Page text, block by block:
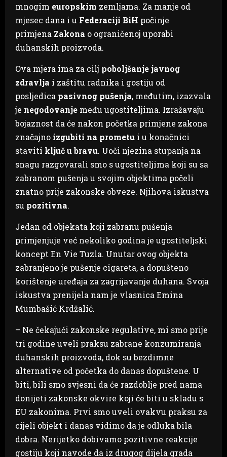
mnogim europskim zemljama. Za manje od
mjesec dana i u Federaciji BiH počinje
primjena Zakona o ograničenoj uporabi
duhanskih proizvoda.
Ova mjera ima za cilj poboljšanje javnog
zdravlja i zaštitu radnika i gostiju od
posljedica pasivnog pušenja, međutim, izazvala
je negodovanje među ugostiteljima. Izražavaju
bojaznost da će nakon početka primjene zakona
značajno izgubiti na prometu i u konačnici
staviti ključ u bravu. Uoči njezina stupanja na
snagu razgovarali smo s ugostiteljima koji su sa
zabranom pušenja u svojim objektima počeli
znatno prije zakonske obveze. Njihova iskustva
su pozitivna.
Jedan od objekata koji zabranu pušenja
primjenjuje već nekoliko godina je ugostiteljski
koncept En Vie Tuzla. Unutar ovog objekta
zabranjeno je pušenje cigareta, a dopušteno
korištenje uređaja za zagrijavanje duhana. Svoja
iskustva prenijela nam je vlasnica Emina
Mumbašić Krdžalić.
– Ne čekajući zakonske regulative, mi smo prije
tri godine uveli praksu zabrane konzumiranja
duhanskih proizvoda, dok su bezdimne
alternative od početka do danas dopuštene. U
biti, bili smo svjesni da će razdoblje pred nama
donijeti zakonske okvire koji će biti u skladu s
EU zakonima. Prvi smo uveli ovakvu praksu za
cijeli objekt i danas vidimo da je odluka bila
dobra. Nerijetko dobivamo pozitivne reakcije
gostiju koji navode da iz drugog dijela grada